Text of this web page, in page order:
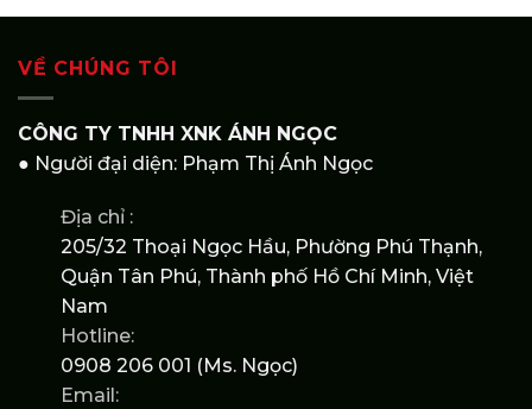
VỀ CHÚNG TÔI
CÔNG TY TNHH XNK ÁNH NGỌC
● Người đại diện: Phạm Thị Ánh Ngọc
Địa chỉ :
205/32 Thoại Ngọc Hầu, Phường Phú Thạnh,
Quận Tân Phú, Thành phố Hồ Chí Minh, Việt
Nam
Hotline:
0908 206 001 (Ms. Ngọc)
Email: